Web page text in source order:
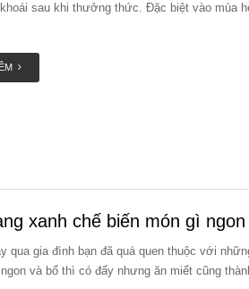
sau khi thưởng thức. Đặc biệt vào mùa
xanh chế biến món gì ngon
qua gia đình bạn đã quá quen thuộc với
và bổ thì có đấy nhưng ăn miết cũng